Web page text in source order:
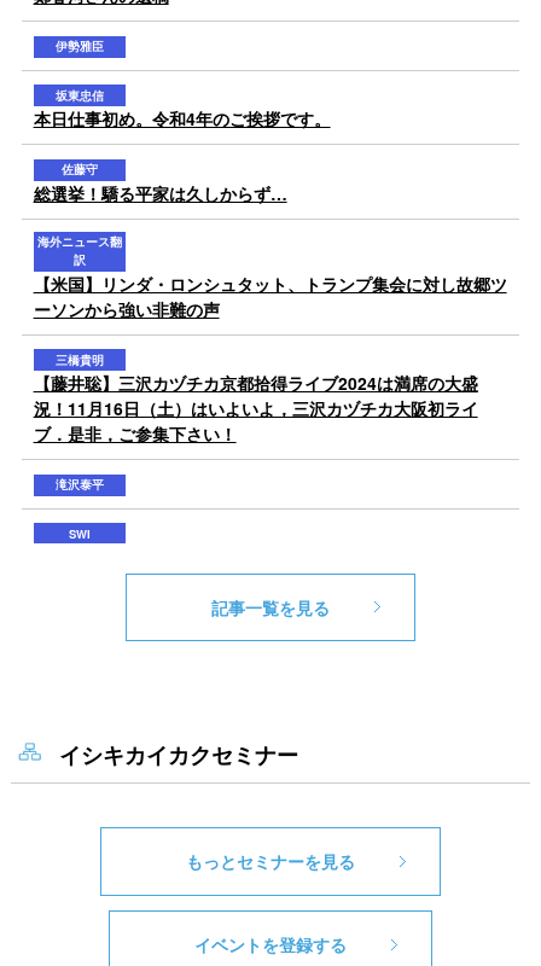
記事一覧を見る
イシキカイカクセミナー
もっとセミナーを見る
イベントを登録する